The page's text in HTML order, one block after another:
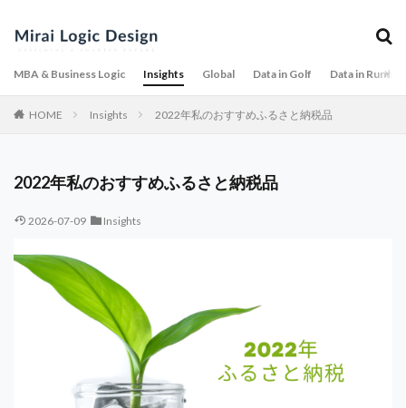
MBA & Business Logic Insights Global Data in Golf Data in
HOME Insights 2022年私のおすすめふるさと納税品
2022年私のおすすめふるさと納税品
2026-07-09 Insights